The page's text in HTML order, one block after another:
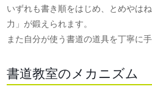
いずれも書き順をはじめ、とめやは
力」が鍛えられます。
また自分が使う書道の道具を丁寧に
書道教室のメカニズム